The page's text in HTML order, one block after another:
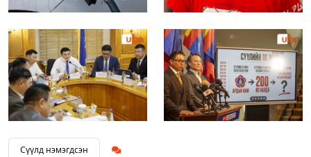
Сүүлд нэмэгдсэн